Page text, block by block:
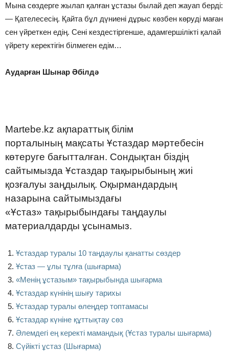
Мына сөздерге жылап қалған ұстазы былай деп жауап берді:
— Қателесесің. Қайта бұл дүниені дұрыс көзбен көруді маған
сен үйреткен едің. Сені кездестіргенше, адамгершілікті қалай
үйрету керектігін білмеген едім…
Аударған Шынар Әбілдә
Martebe.kz ақпараттық білім
порталының мақсаты Ұстаздар мәртебесін
көтеруге бағытталған. Сондықтан біздің
сайтымызда Ұстаздар тақырыбының жиі
қозғалуы заңдылық. Оқырмандардың
назарына сайтымыздағы
«Ұстаз» тақырыбындағы таңдаулы
материалдарды ұсынамыз.
Ұстаздар туралы 10 таңдаулы қанатты сөздер
Ұстаз — ұлы тұлға (шығарма)
«Менің ұстазым» тақырыбында шығарма
Ұстаздар күнінің шығу тарихы
Ұстаздар туралы өлеңдер топтамасы
Ұстаздар күніне құттықтау сөз
Әлемдегі ең керекті мамандық (Ұстаз туралы шығарма)
Сүйікті ұстаз (Шығарма)